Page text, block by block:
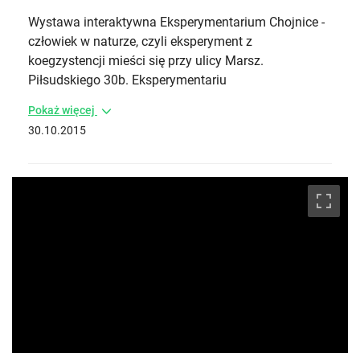
Wystawa interaktywna Eksperymentarium Chojnice -
człowiek w naturze, czyli eksperyment z
koegzystencji mieści się przy ulicy Marsz.
Piłsudskiego 30b. Eksperymentariu
Pokaż więcej
30.10.2015